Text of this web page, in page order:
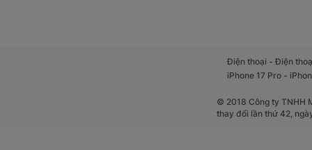
Điện thoại -Điện
iPhone 17 Pro -
© 2018 Công ty TNHH
thay đổi lần thứ 42,